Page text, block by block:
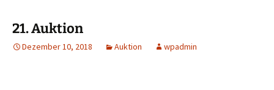
21. Auktion
Dezember 10, 2018 Auktion wpadmin